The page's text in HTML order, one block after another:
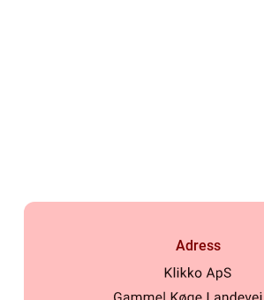
Adress